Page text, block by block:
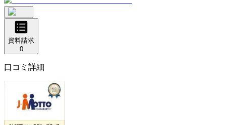
資料請求
0
口コミ詳細